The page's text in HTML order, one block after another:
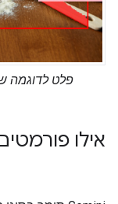
פלט לדוגמה
אילו